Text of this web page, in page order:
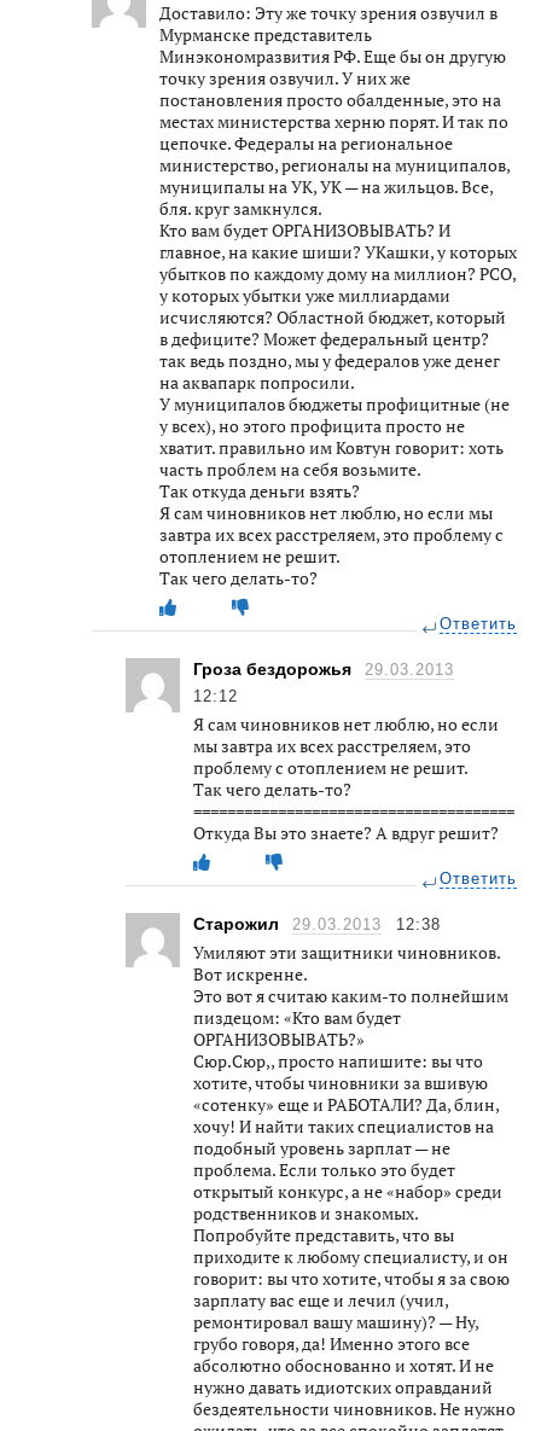
Доставило: Эту же точку зрения озвучил в
Мурманске представитель
Минэкономразвития РФ. Еще бы он другую
точку зрения озвучил. У них же
постановления просто обалденные, это на
местах министерства херню порят. И так по
цепочке. Федералы на региональное
министерство, регионалы на муниципалов,
муниципалы на УК, УК — на жильцов. Все,
бля. круг замкнулся.
Кто вам будет ОРГАНИЗОВЫВАТЬ? И
главное, на какие шиши? УКашки, у которых
убытков по каждому дому на миллион? РСО,
у которых убытки уже миллиардами
исчисляются? Областной бюджет, который
в дефиците? Может федеральный центр?
так ведь поздно, мы у федералов уже денег
на аквапарк попросили.
У муниципалов бюджеты профицитные (не
у всех), но этого профицита просто не
хватит. правильно им Ковтун говорит: хоть
часть проблем на себя возьмите.
Так откуда деньги взять?
Я сам чиновников нет люблю, но если мы
завтра их всех расстреляем, это проблему с
отоплением не решит.
Так чего делать-то?
Ответить
Гроза бездорожья
29.03.2013
12:12
Я сам чиновников нет люблю, но если
мы завтра их всех расстреляем, это
проблему с отоплением не решит.
Так чего делать-то?
======================================
Откуда Вы это знаете? А вдруг решит?
Ответить
Старожил 29.03.2013 12:38
Умиляют эти защитники чиновников.
Вот искренне.
Это вот я считаю каким-то полнейшим
пиздецом: «Кто вам будет
ОРГАНИЗОВЫВАТЬ?»
Сюр.Сюр,, просто напишите: вы что
хотите, чтобы чиновники за вшивую
«сотенку» еще и РАБОТАЛИ? Да, блин,
хочу! И найти таких специалистов на
подобный уровень зарплат — не
проблема. Если только это будет
открытый конкурс, а не «набор» среди
родственников и знакомых.
Попробуйте представить, что вы
приходите к любому специалисту, и он
говорит: вы что хотите, чтобы я за свою
зарплату вас еще и лечил (учил,
ремонтировал вашу машину)? — Ну,
грубо говоря, да! Именно этого все
абсолютно обоснованно и хотят. И не
нужно давать идиотских оправданий
бездеятельности чиновников. Не нужно